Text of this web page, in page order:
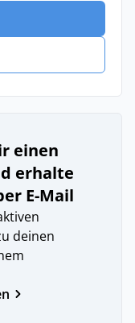
einen
erhalte
E-Mail
deinen